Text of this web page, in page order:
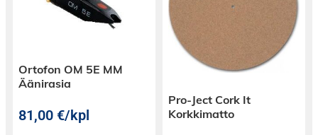
Ortofon OM 5E MM
Äänirasia
81,00€/kpl
Pro-Ject Cork It
Korkkimatto